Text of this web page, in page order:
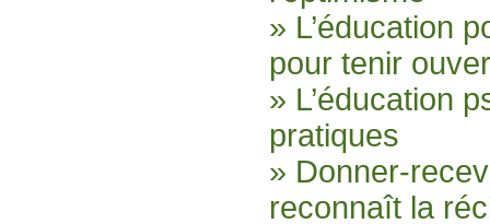
» L’éducation
pour tenir
» L’éducation
pratiques
» Donner-
reconnaît la